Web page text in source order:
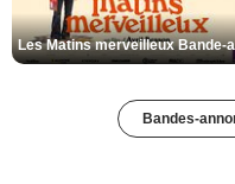
Bandes-